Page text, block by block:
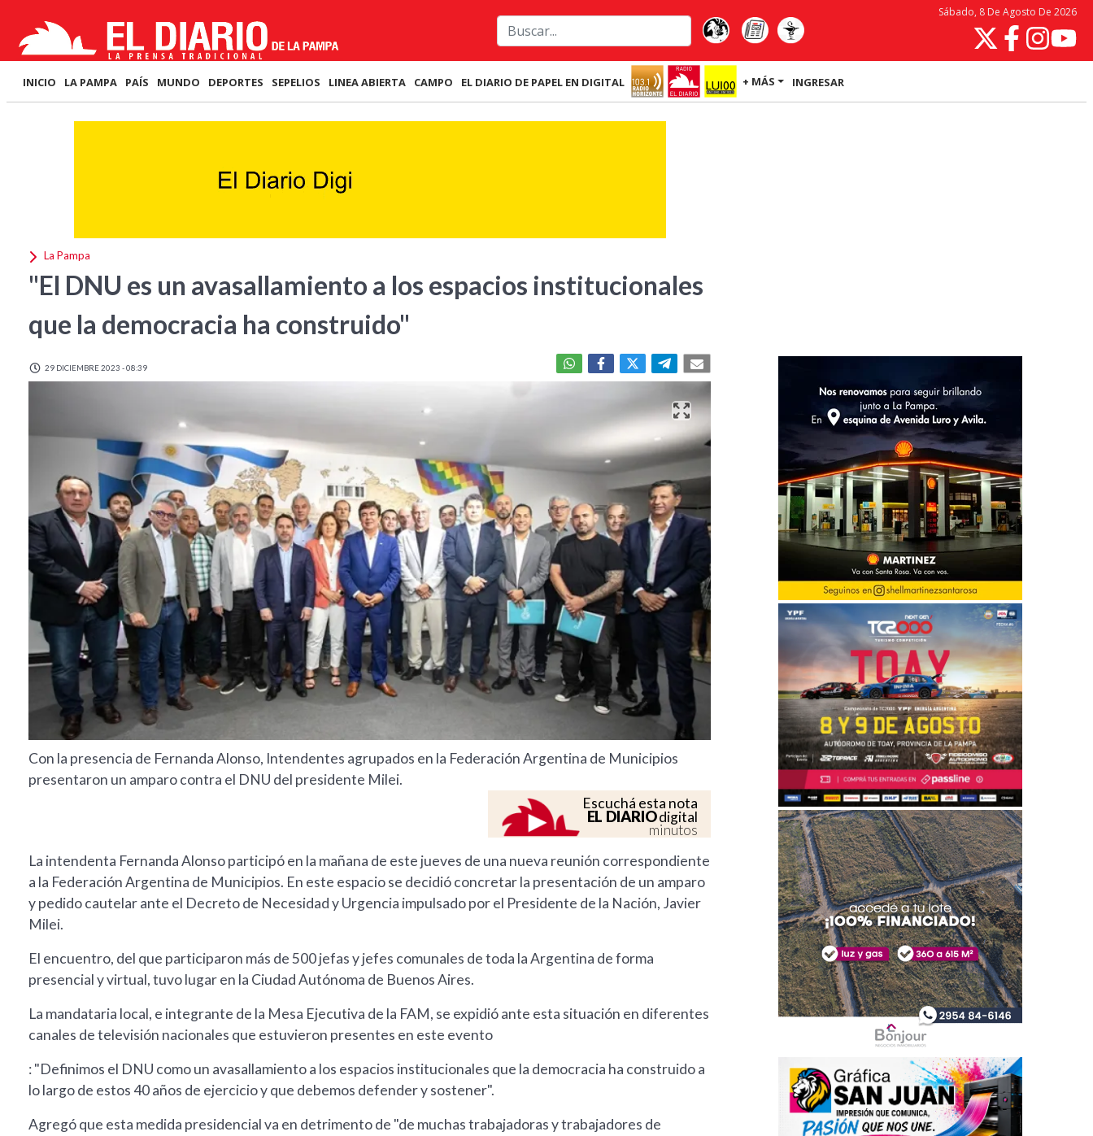
Sábado, 8 De Agosto De 2026
INICIO LA PAMPA PAÍS MUNDO DEPORTES SEPELIOS LINEA ABIERTA CAMPO EL DIARIO DE PAPEL EN DIGITAL + MÁS INGRESAR
La Pampa
"El DNU es un avasallamiento a los espacios institucionales
que la democracia ha construido"
29 DICIEMBRE 2023 - 08:39
Con la presencia de Fernanda Alonso, Intendentes agrupados en la Federación Argentina de Municipios
presentaron un amparo contra el DNU del presidente Milei.
Escuchá esta nota
EL DIARIOdigital
minutos
La intendenta Fernanda Alonso participó en la mañana de este jueves de una nueva reunión correspondiente
a la Federación Argentina de Municipios. En este espacio se decidió concretar la presentación de un amparo
y pedido cautelar ante el Decreto de Necesidad y Urgencia impulsado por el Presidente de la Nación, Javier
Milei.
El encuentro, del que participaron más de 500 jefas y jefes comunales de toda la Argentina de forma
presencial y virtual, tuvo lugar en la Ciudad Autónoma de Buenos Aires.
La mandataria local, e integrante de la Mesa Ejecutiva de la FAM, se expidió ante esta situación en diferentes
canales de televisión nacionales que estuvieron presentes en este evento
: "Definimos el DNU como un avasallamiento a los espacios institucionales que la democracia ha construido a
lo largo de estos 40 años de ejercicio y que debemos defender y sostener".
Agregó que esta medida presidencial va en detrimento de "de muchas trabajadoras y trabajadores de